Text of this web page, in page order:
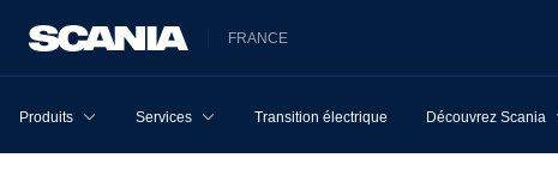
FRANCE
Produits Services Transition électrique Découvrez Scania